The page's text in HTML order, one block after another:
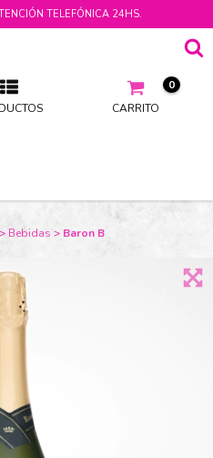
TELEFÓNICA 24HS.
CARRITO
0
> Bebidas > Baron B